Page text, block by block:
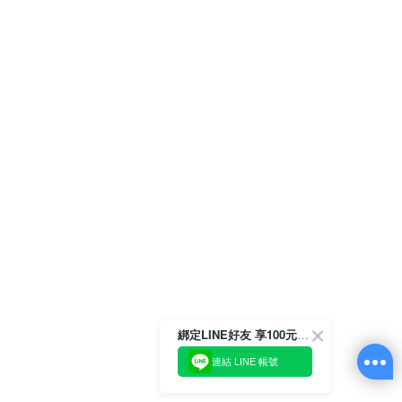
綁定LINE好友 享100元折價券
連結 LINE 帳號